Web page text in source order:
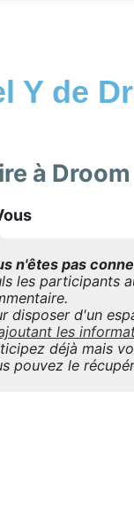
Y de
à Droom
n'êtes pas
les participants
disposer d'un
les
déjà mais
pouvez le